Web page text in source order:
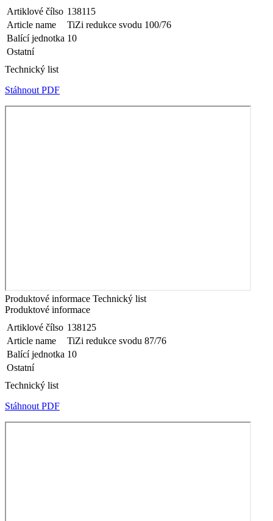
Artiklové čílso 138115
Article name
TiZi redukce svodu 100/76
Balící jednotka 10
Ostatní
Technický list
Stáhnout PDF
Produktové informace Technický list
Produktové informace
Artiklové čílso 138125
Article name
TiZi redukce svodu 87/76
Balící jednotka 10
Ostatní
Technický list
Stáhnout PDF